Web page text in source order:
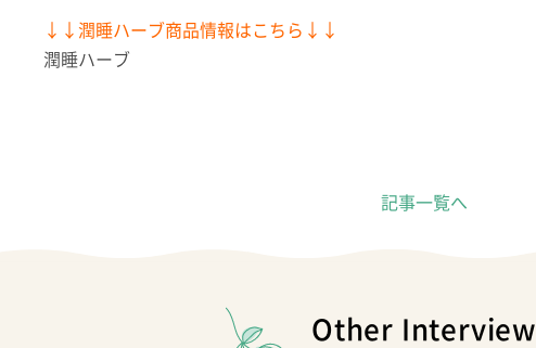
↓↓潤睡ハーブ商品情報はこちら↓↓
潤睡ハーブ
記事一覧へ
Other Interview